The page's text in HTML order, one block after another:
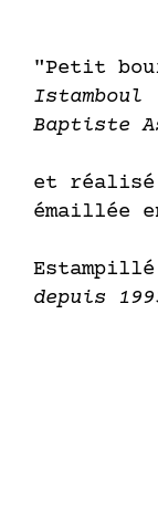
"Petit
Istamboul
Baptiste
et réalisé
émaillée
depuis